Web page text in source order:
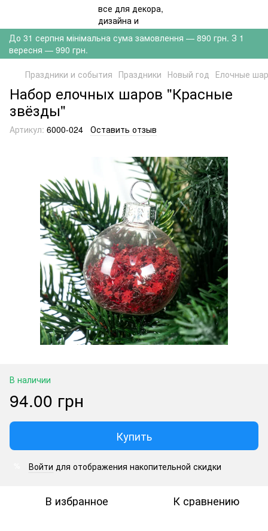
До 31 серпня мінімальна сума замовлення — 890 грн. З 1
вересня — 990 грн.
Праздники и события Праздники Новый год Елочные
Набор елочных шаров "Красные
звёзды"
Артикул: 6000-024 Оставить отзыв
В наличии
94.00 грн
Купить
Войти для отображения накопительной скидки
В избранное К сравнению